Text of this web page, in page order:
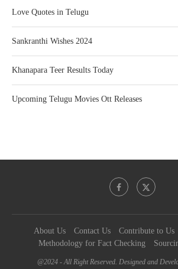
Love Quotes in Telugu
Sankranthi Wishes 2024
Khanapara Teer Results Today
Upcoming Telugu Movies Ott Releases
About Us Contact Us Contribute to Us
Methodology for Fact Checking
@2024 - All Right Reserved. Designed and